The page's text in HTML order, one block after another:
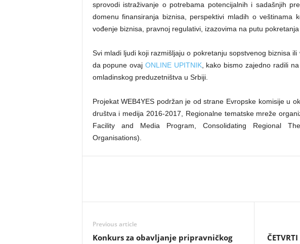
sprovodi istraživanje o potrebama potencijalnih i sadašnjih
domenu finansiranja biznisa, perspektivi mladih o veštinama
vođenje biznisa, pravnoj regulativi, izazovima na putu pokretanja
Svi mladi ljudi koji razmišljaju o pokretanju sopstvenog biznisa
da popune ovaj ONLINE UPITNIK, kako bismo zajedno radili
omladinskog preduzetništva u Srbiji.
Projekat WEB4YES podržan je od strane Evropske komisije u
društva i medija 2016-2017, Regionalne tematske mreže
Facility and Media Program, Consolidating Regional
Organisations).
Previous article
Konkurs za obavljanje pripravničkog